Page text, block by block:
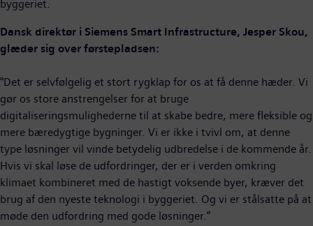
byggeriet.
Dansk direktør i Siemens Smart Infrastructure, Jesper Skou,
glæder sig over førstepladsen:
"Det er selvfølgelig et stort rygklap for os at få denne hæder. Vi
gør os store anstrengelser for at bruge
digitaliseringsmulighederne til at skabe bedre, mere fleksible og
mere bæredygtige bygninger. Vi er ikke i tvivl om, at denne
type løsninger vil vinde betydelig udbredelse i de kommende år.
Hvis vi skal løse de udfordringer, der er i verden omkring
klimaet kombineret med de hastigt voksende byer, kræver det
brug af den nyeste teknologi i byggeriet. Og vi er stålsatte på at
møde den udfordring med gode løsninger.”